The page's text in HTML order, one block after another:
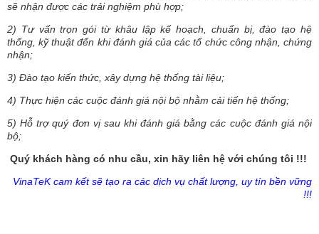
sẽ nhận được các trải nghiệm phù hợp;
2) Tư vấn trọn gói từ khâu lập kế hoạch, chuẩn bị, đào tạo hệ
thống, kỹ thuật đến khi đánh giá của các tổ chức công nhận, chứng
nhận;
3) Đào tạo kiến thức, xây dựng hệ thống tài liệu;
4) Thực hiện các cuộc đánh giá nội bộ nhằm cải tiến hệ thống;
5) Hỗ trợ quý đơn vị sau khi đánh giá bằng các cuộc đánh giá nội
bộ;
Quý khách hàng có nhu cầu, xin hãy liên hệ với chúng tôi !!!
VinaTeK cam kết sẽ tạo ra các dịch vụ chất lượng, uy tín bền vững
!!!